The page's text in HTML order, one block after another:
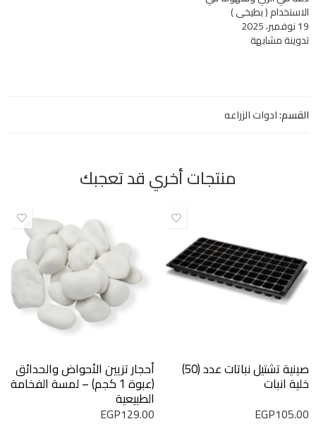
الاستخدام ( بطيخي )
19 نوفمبر، 2025
تدوينة مشابهة
القسم:ادوات الزراعه
منتجات أخري قد تعجبك
صينية تشتيل نباتات عدد (50)
خلية انبات
EGP105.00
أحجار تزيين الأحواض والحدائق
(عبوة 1 كجم) – لمسة الفخامة
الطبيعية
EGP129.00